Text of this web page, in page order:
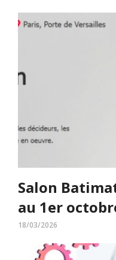
Salon
au 1er
18/03/2026